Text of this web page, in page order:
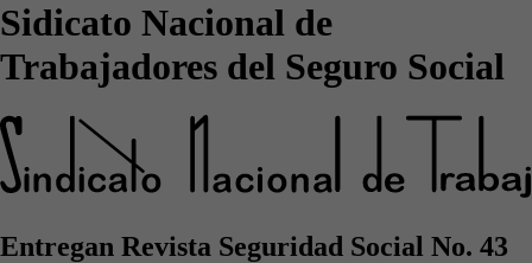
Sidicato Nacional de
Trabajadores del Seguro Social
Entregan Revista Seguridad Social No. 43